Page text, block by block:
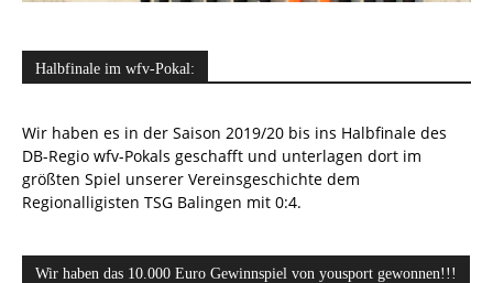
Halbfinale im wfv-Pokal:
Wir haben es in der Saison 2019/20 bis ins Halbfinale des
DB-Regio wfv-Pokals geschafft und unterlagen dort im
größten Spiel unserer Vereinsgeschichte dem
Regionalligisten TSG Balingen mit 0:4.
Wir haben das 10.000 Euro Gewinnspiel von yousport gewonnen!!!